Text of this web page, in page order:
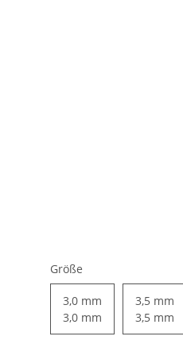
Größe
3,0 mm
3,0 mm
3,5 mm
3,5 mm